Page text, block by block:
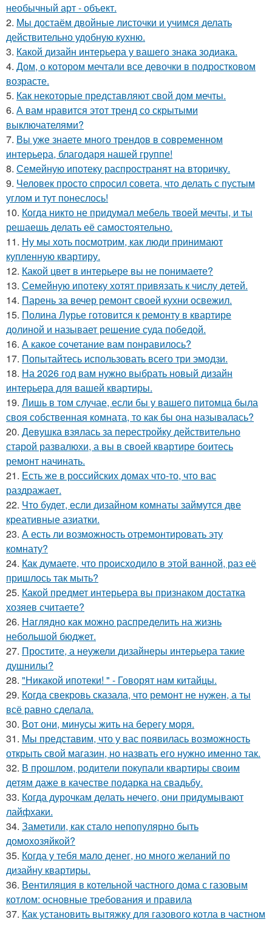
необычный арт - объект.
2. Мы достаём двойные листочки и учимся делать
действительно удобную кухню.
3. Какой дизайн интерьера у вашего знака зодиака.
4. Дом, о котором мечтали все девочки в подростковом
возрасте.
5. Как некоторые представляют свой дом мечты.
6. А вам нравится этот тренд со скрытыми
выключателями?
7. Вы уже знаете много трендов в современном
интерьера, благодаря нашей группе!
8. Семейную ипотеку распространят на вторичку.
9. Человек просто спросил совета, что делать с пустым
углом и тут понеслось!
10. Когда никто не придумал мебель твоей мечты, и ты
решаешь делать её самостоятельно.
11. Ну мы хоть посмотрим, как люди принимают
купленную квартиру.
12. Какой цвет в интерьере вы не понимаете?
13. Семейную ипотеку хотят привязать к числу детей.
14. Парень за вечер ремонт своей кухни освежил.
15. Полина Лурье готовится к ремонту в квартире
долиной и называет решение суда победой.
16. А какое сочетание вам понравилось?
17. Попытайтесь использовать всего три эмодзи.
18. На 2026 год вам нужно выбрать новый дизайн
интерьера для вашей квартиры.
19. Лишь в том случае, если бы у вашего питомца была
своя собственная комната, то как бы она называлась?
20. Девушка взялась за перестройку действительно
старой развалюхи, а вы в своей квартире боитесь
ремонт начинать.
21. Есть же в российских домах что-то, что вас
раздражает.
22. Что будет, если дизайном комнаты займутся две
креативные азиатки.
23. А есть ли возможность отремонтировать эту
комнату?
24. Как думаете, что происходило в этой ванной, раз её
пришлось так мыть?
25. Какой предмет интерьера вы признаком достатка
хозяев считаете?
26. Наглядно как можно распределить на жизнь
небольшой бюджет.
27. Простите, а неужели дизайнеры интерьера такие
душнилы?
28. "Никакой ипотеки! " - Говорят нам китайцы.
29. Когда свекровь сказала, что ремонт не нужен, а ты
всё равно сделала.
30. Вот они, минусы жить на берегу моря.
31. Мы представим, что у вас появилась возможность
открыть свой магазин, но назвать его нужно именно так.
32. В прошлом, родители покупали квартиры своим
детям даже в качестве подарка на свадьбу.
33. Когда дурочкам делать нечего, они придумывают
лайфхаки.
34. Заметили, как стало непопулярно быть
домохозяйкой?
35. Когда у тебя мало денег, но много желаний по
дизайну квартиры.
36. Вентиляция в котельной частного дома с газовым
котлом: основные требования и правила
37. Как установить вытяжку для газового котла в частном